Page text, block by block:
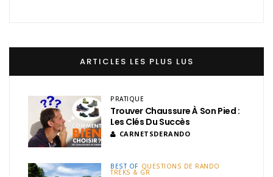
ARTICLES LES PLUS LUS
PRATIQUE
Trouver Chaussure À Son Pied :
Les Clés Du Succès
CARNETSDERANDO
BEST OF QUESTIONS DE RANDO
TREKS & GR